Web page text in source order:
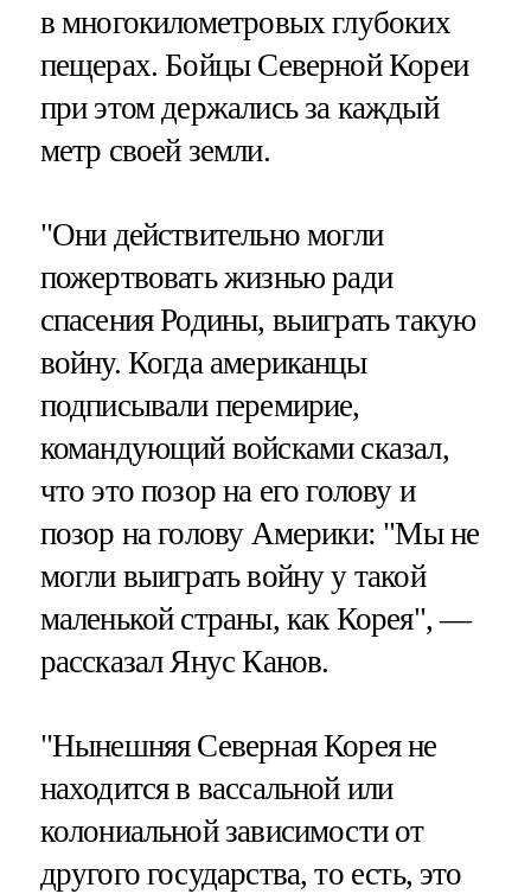
в многокилометровых глубоких
пещерах. Бойцы Северной Кореи
при этом держались за каждый
метр своей земли.
"Они действительно могли
пожертвовать жизнью ради
спасения Родины, выиграть такую
войну. Когда американцы
подписывали перемирие,
командующий войсками сказал,
что это позор на его голову и
позор на голову Америки: "Мы не
могли выиграть войну у такой
маленькой страны, как Корея", —
рассказал Янус Канов.
"Нынешняя Северная Корея не
находится в вассальной или
колониальной зависимости от
другого государства, то есть, это